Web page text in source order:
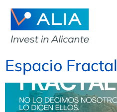
Espacio Fractal